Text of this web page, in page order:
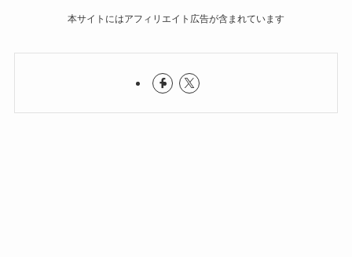
本サイトにはアフィリエイト広告が含まれています